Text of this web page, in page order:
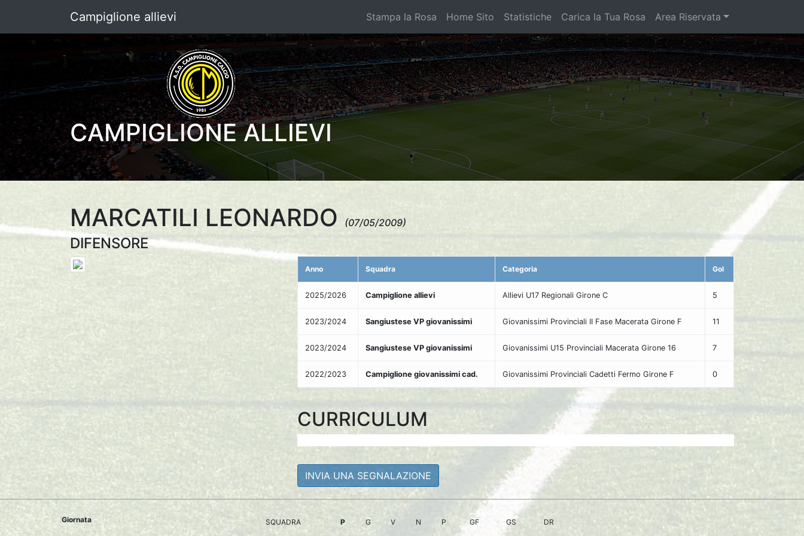
Campiglione allievi Stampa la Rosa Home Sito Statistiche Carica la Tua Rosa Area Riservata
CAMPIGLIONE ALLIEVI
MARCATILI LEONARDO (07/05/2009)
DIFENSORE
Anno Squadra Categoria Gol
2025/2026 Campiglione allievi Allievi U17 Regionali Girone C 5
2023/2024 Sangiustese VP giovanissimi Giovanissimi Provinciali II Fase Macerata Girone F 11
2023/2024 Sangiustese VP giovanissimi Giovanissimi U15 Provinciali Macerata Girone 16 7
2022/2023 Campiglione giovanissimi cad. Giovanissimi Provinciali Cadetti Fermo Girone F 0
CURRICULUM
INVIA UNA SEGNALAZIONE
Giornata SQUADRA P G V N P GF GS DR